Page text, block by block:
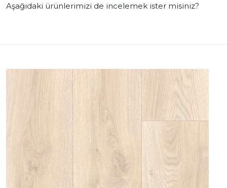
Aşağıdaki ürünlerimizi de incelemek ister misiniz?